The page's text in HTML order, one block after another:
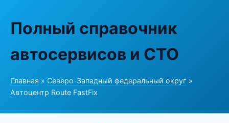
Полный справочник
автосервисов и СТО
Главная » Северо-Западный федеральный округ »
Автоцентр Route FastFix